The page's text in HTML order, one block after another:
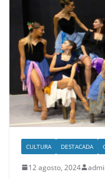
CULTURA DESTACADA
12 agosto, 2024